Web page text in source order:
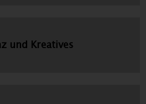
und Kreatives